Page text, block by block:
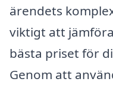
ärendets
viktigt att
bästa priset för
Genom att